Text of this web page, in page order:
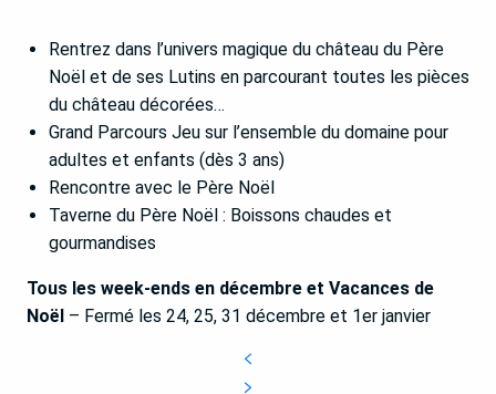
Rentrez dans l’univers magique du château du Père
Noël et de ses Lutins en parcourant toutes les pièces
du château décorées…
Grand Parcours Jeu sur l’ensemble du domaine pour
adultes et enfants (dès 3 ans)
Rencontre avec le Père Noël
Taverne du Père Noël : Boissons chaudes et
gourmandises
Tous les week-ends en décembre et Vacances de
Noël – Fermé les 24, 25, 31 décembre et 1er janvier